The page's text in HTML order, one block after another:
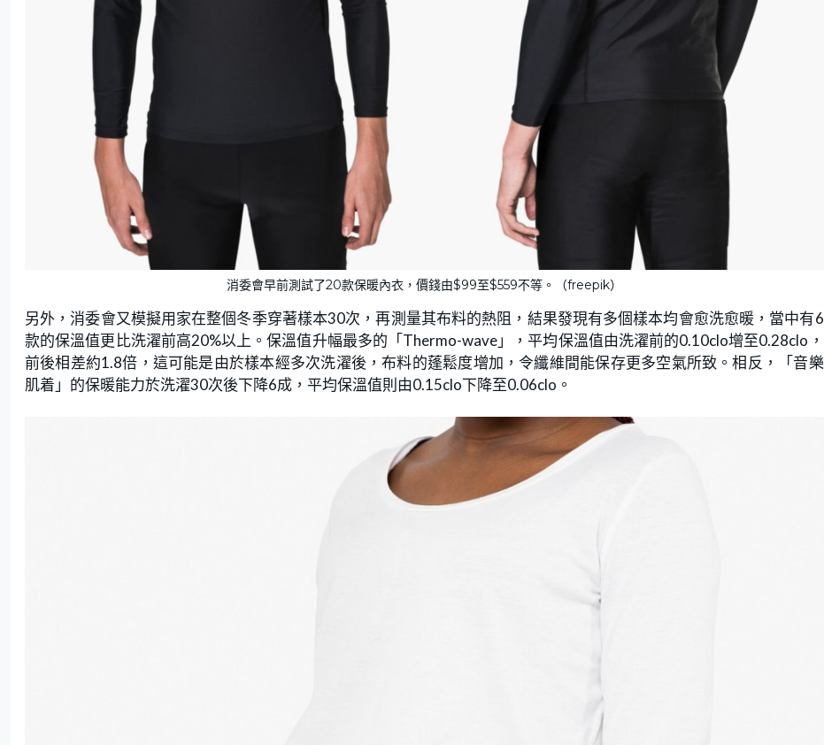
消委會早前測試了20款保暖內衣，價錢由$99至$559不等。（freepik）
另外，消委會又模擬用家在整個冬季穿著樣本30次，再測量其布料的熱阻，結果發現有多個樣本均會愈洗愈暖，當中有6
款的保溫值更比洗濯前高20%以上。保溫值升幅最多的「Thermo-wave」，平均保溫值由洗濯前的0.10clo增至0.28clo，
前後相差約1.8倍，這可能是由於樣本經多次洗濯後，布料的蓬鬆度增加，令纖維間能保存更多空氣所致。相反，「音樂
肌着」的保暖能力於洗濯30次後下降6成，平均保溫值則由0.15clo下降至0.06clo。